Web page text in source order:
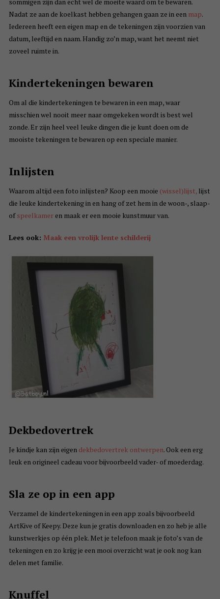
Nadat ze aan de koelkast hebben gehangen gaan ze in een map.
Iedereen heeft een eigen map en de tekeningen zijn voorzien van
datum, leeftijd en naam. Handig zo’n map, want het neemt niet
zoveel ruimte in.
Kindertekeningen bewaren
Om al die kindertekeningen te bewaren in een map, waar
misschien wel nooit meer naar omgekeken wordt is best wel
zonde. Er zijn heel veel leuke dingen die je kunt doen om de
mooiste tekeningen te bewaren op een speciale manier.
Inlijsten
Waarom altijd een foto inlijsten? Koop een mooie (wissel)lijst,lijst
die leuke kindertekening in en hang of zet hem in de woon-, slaap-
ofspeelkameren maak er een mooie kunstmuur van.
Lees ook: Maak een vrolijk lente schilderij
Dekbedovertrek
Je kindje kan zijn eigen dekbedovertrek ontwerpen. Ook een erg
leuk en origineel cadeau voor bijvoorbeeld vader- of moederdag.
Sla ze op in een app
Verzamel de kindertekeningen in een app zoals bijvoorbeeld
ArtKive of Keepy. Deze kun je gratis downloaden en zo heb je alle
kunstwerkjes op één plek. Met je telefoon maak je foto’s van de
tekeningen en zo krijg je een mooi overzicht wat je ook nog kan
delen met familie.
Knuffel